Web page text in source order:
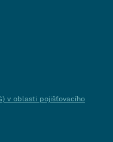
v oblasti pojišťovacího